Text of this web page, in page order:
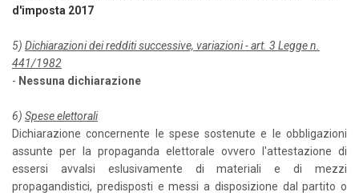
d'imposta 2017
5) Dichiarazioni dei redditi successive, variazioni - art. 3 Legge n.
441/1982
- Nessuna dichiarazione
6) Spese elettorali
Dichiarazione concernente le spese sostenute e le obbligazioni
assunte per la propaganda elettorale ovvero l'attestazione di
essersi avvalsi eslusivamente di materiali e di mezzi
propagandistici, predisposti e messi a disposizione dal partito o